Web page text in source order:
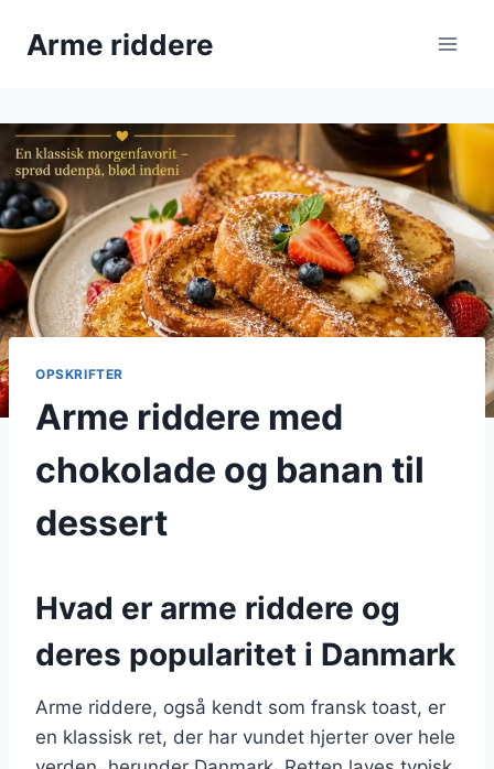
Arme riddere
OPSKRIFTER
Arme riddere med
chokolade og banan til
dessert
Hvad er arme riddere og
deres popularitet i Danmark
Arme riddere, også kendt som fransk toast, er
en klassisk ret, der har vundet hjerter over hele